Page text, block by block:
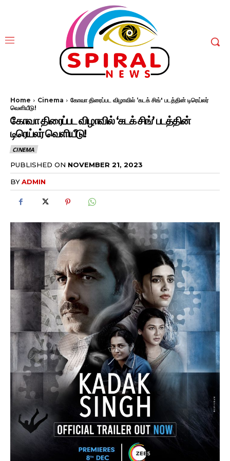
Home Cinema
கோவா திரைப்பட விழாவில் ‘கடக் சிங்' படத்தின் டிரெய்லர்
வெளியீடு!
கோவா திரைப்பட விழாவில் ‘கடக் சிங்’ படத்தின்
டிரெய்லர் வெளியீடு!
CINEMA
PUBLISHED ON NOVEMBER 21, 2023
BYADMIN